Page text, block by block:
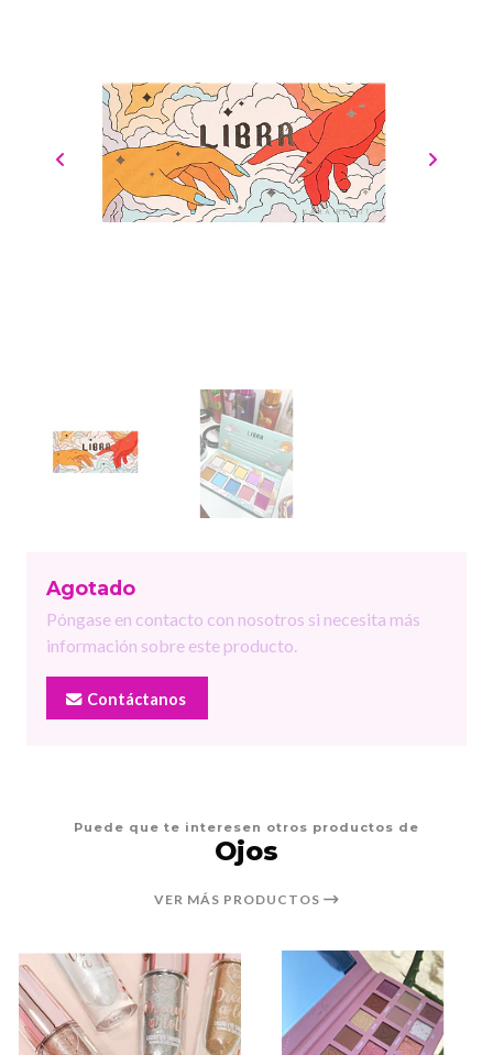
Agotado
Póngase en contacto con nosotros si necesita más
información sobre este producto.
Contáctanos
Puede que te interesen otros productos de
Ojos
VER MÁS PRODUCTOS